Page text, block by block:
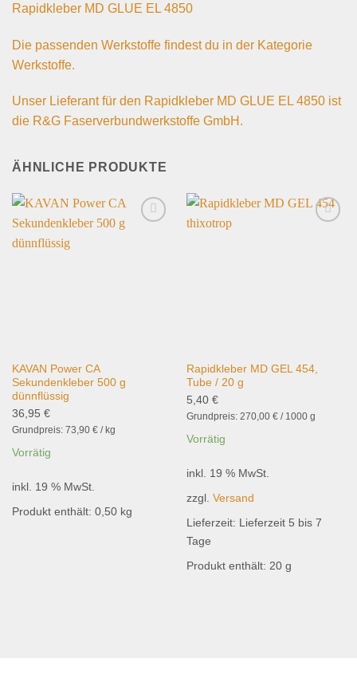
Rapidkleber MD GLUE EL 4850
Die passenden Werkstoffe findest du in der Kategorie
Werkstoffe.
Unser Lieferant für den Rapidkleber MD GLUE EL 4850 ist
die R&G Faserverbundwerkstoffe GmbH.
ÄHNLICHE PRODUKTE
KAVAN Power CA
Sekundenkleber 500 g
dünnflüssig
36,95 €
Grundpreis: 73,90 €/ kg
Vorrätig
inkl. 19 % MwSt.
Produkt enthält: 0,50 kg
Rapidkleber MD GEL 454,
Tube / 20 g
5,40 €
Grundpreis: 270,00 €/ 1000 g
Vorrätig
inkl. 19 % MwSt.
zzgl. Versand
Lieferzeit: Lieferzeit 5 bis 7
Tage
Produkt enthält: 20 g